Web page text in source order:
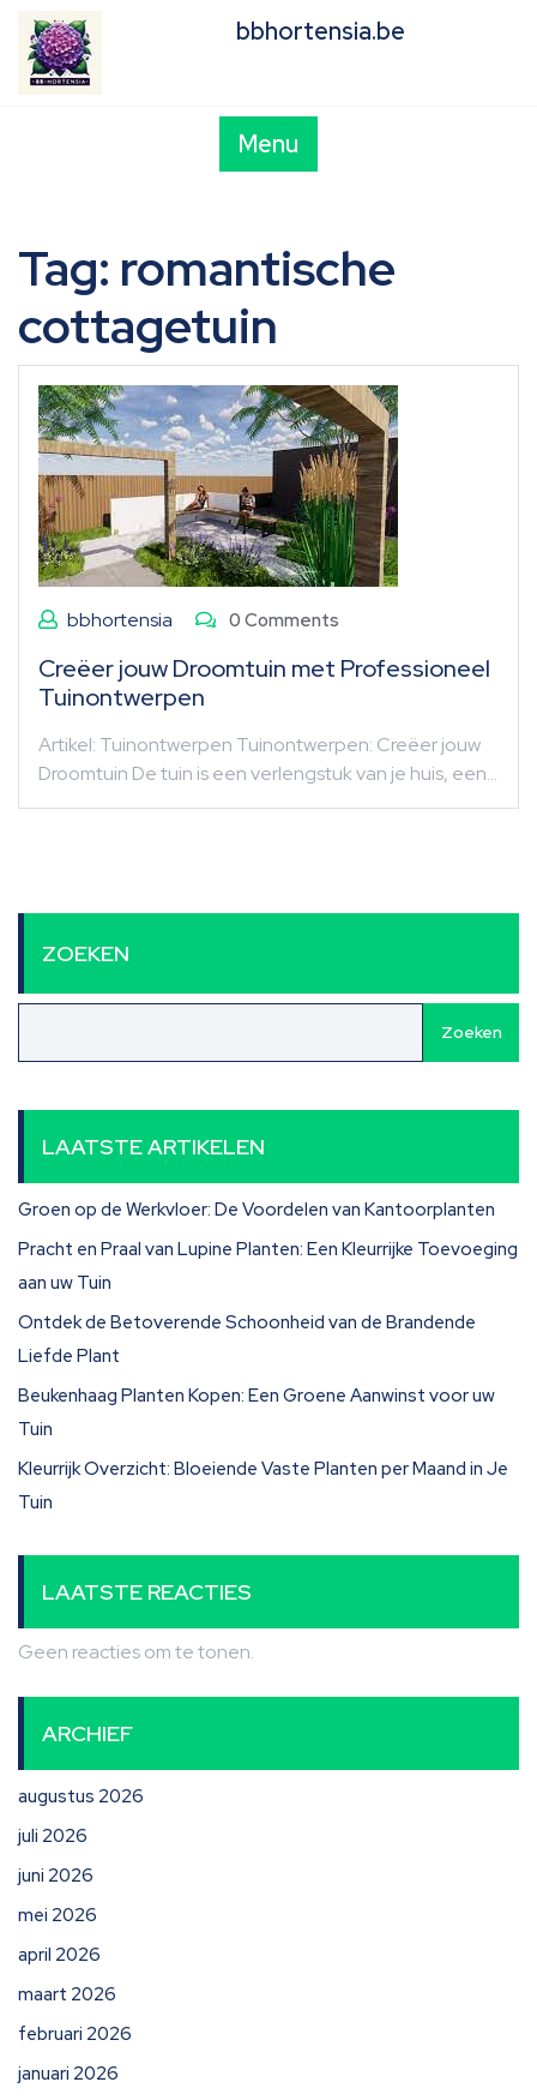
content
bbhortensia.be
Menu
Tag: romantische
cottagetuin
bbhortensia 0 Comments
Creëer jouw Droomtuin met Professioneel
Tuinontwerpen
Artikel: Tuinontwerpen Tuinontwerpen: Creëer jouw
Droomtuin De tuin is een verlengstuk van je huis, een…
ZOEKEN
Zoeken
LAATSTE ARTIKELEN
Groen op de Werkvloer: De Voordelen van Kantoorplanten
Pracht en Praal van Lupine Planten: Een Kleurrijke Toevoeging
aan uw Tuin
Ontdek de Betoverende Schoonheid van de Brandende
Liefde Plant
Beukenhaag Planten Kopen: Een Groene Aanwinst voor uw
Tuin
Kleurrijk Overzicht: Bloeiende Vaste Planten per Maand in Je
Tuin
LAATSTE REACTIES
Geen reacties om te tonen.
ARCHIEF
augustus 2026
juli 2026
juni 2026
mei 2026
april 2026
maart 2026
februari 2026
januari 2026